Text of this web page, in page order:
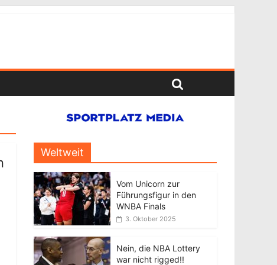
Weltweit
Vom Unicorn zur
Führungsfigur in den
WNBA Finals
3. Oktober 2025
Nein, die NBA Lottery
war nicht rigged!!